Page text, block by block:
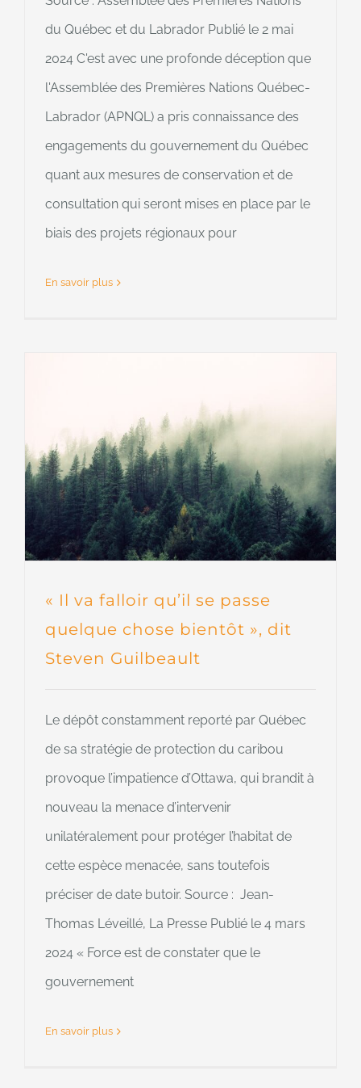
du Québec et du Labrador Publié le 2 mai
2024 C'est avec une profonde déception que
l'Assemblée des Premières Nations Québec-
Labrador (APNQL) a pris connaissance des
engagements du gouvernement du Québec
quant aux mesures de conservation et de
consultation qui seront mises en place par le
biais des projets régionaux pour
En savoir plus
« Il va falloir qu’il se passe
quelque chose bientôt », dit
Steven Guilbeault
Le dépôt constamment reporté par Québec
de sa stratégie de protection du caribou
provoque l’impatience d’Ottawa, qui brandit à
nouveau la menace d’intervenir
unilatéralement pour protéger l’habitat de
cette espèce menacée, sans toutefois
préciser de date butoir. Source : Jean-
Thomas Léveillé, La Presse Publié le 4 mars
2024 « Force est de constater que le
gouvernement
En savoir plus